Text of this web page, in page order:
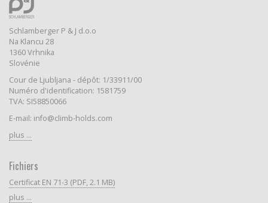
Schlamberger P & J d.o.o
Na Klancu 28
1360 Vrhnika
Slovénie
Cour de Ljubljana - dépôt: 1/33911/00
Numéro d'identification: 1581759
TVA: SI58850066
E-mail: info@climb-holds.com
plus ...
Fichiers
Certificat EN 71-3 (PDF, 2.1 MB)
plus ...